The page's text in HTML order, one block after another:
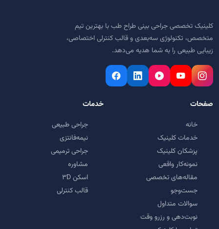
کلینیک تخصصی جراحی بینی طراح طب با بهترین تیم
متخصص، تکنولوژی سه‌بعدی و قالب کنترلی اختصاصی،
زیبایی طبیعی را به شما هدیه می‌دهد.
صفحات
خانه
خدمات کلینیک
پزشکان کلینیک
نمونه‌کار واقعی
مقاله‌های تخصصی
جست‌وجو
سوالات متداول
نوبت‌دهی و رزرو وقت
خدمات
جراحی طبیعی
نیمه‌فانتزی
جراحی ترمیمی
مشاوره
اسکن ۳D
قالب کنترلی